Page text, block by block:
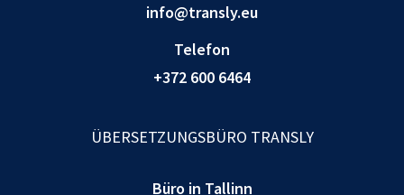
info@transly.eu
Telefon
+372 600 6464
ÜBERSETZUNGSBÜRO TRANSLY
Büro in Tallinn